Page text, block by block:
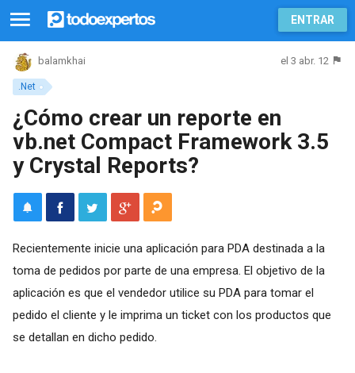
ENTRAR
.Net
balamkhai el 3 abr. 12
¿Cómo crear un reporte en
vb.net Compact Framework 3.5
y Crystal Reports?
Recientemente inicie una aplicación para PDA destinada a la
toma de pedidos por parte de una empresa. El objetivo de la
aplicación es que el vendedor utilice su PDA para tomar el
pedido el cliente y le imprima un ticket con los productos que
se detallan en dicho pedido.